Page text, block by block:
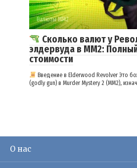
Валюты ММ2
Сколько валют у
элдервуда в ММ2:
стоимости
Введение в Elderwood Revolver Это
(godly gun) в Murder Mystery 2 (MM2),
О нас